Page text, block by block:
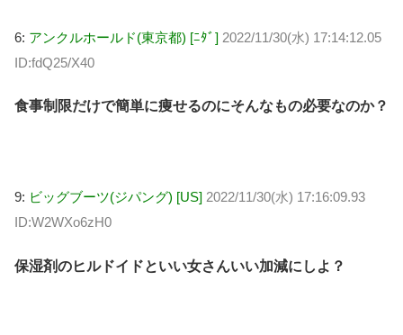
6: アンクルホールド(東京都) [ﾆﾀﾞ] 2022/11/30(水) 17:14:12.05
ID:fdQ25/X40
食事制限だけで簡単に痩せるのにそんなもの必要なのか？
9: ビッグブーツ(ジパング) [US] 2022/11/30(水) 17:16:09.93
ID:W2WXo6zH0
保湿剤のヒルドイドといい女さんいい加減にしよ？